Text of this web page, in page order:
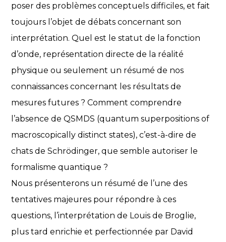
poser des problèmes conceptuels difficiles, et fait
toujours l’objet de débats concernant son
interprétation. Quel est le statut de la fonction
d’onde, représentation directe de la réalité
physique ou seulement un résumé de nos
connaissances concernant les résultats de
mesures futures ? Comment comprendre
l’absence de QSMDS (quantum superpositions of
macroscopically distinct states), c’est-à-dire de
chats de Schrödinger, que semble autoriser le
formalisme quantique ?
Nous présenterons un résumé de l’une des
tentatives majeures pour répondre à ces
questions, l’interprétation de Louis de Broglie,
plus tard enrichie et perfectionnée par David